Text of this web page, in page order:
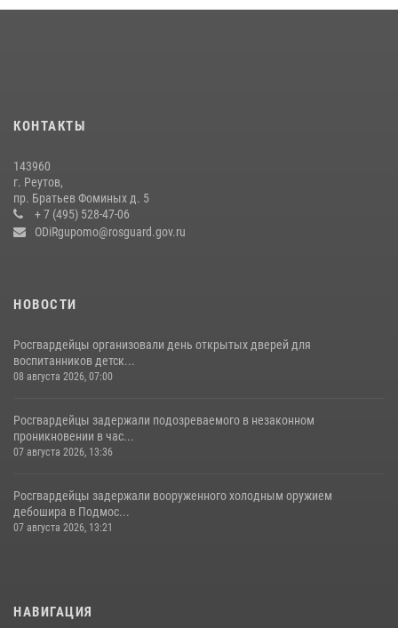
18 июля 2026, 07:03
сотрудников спецподразделений в преодолении полосы
препятствий со стрельбой
14 июля 2026, 15:13
КОНТАКТЫ
143960
г. Реутов,
пр. Братьев Фоминых д. 5
+ 7 (495) 528-47-06
ODiRgupomo@rosguard.gov.ru
НОВОСТИ
Росгвардейцы организовали день открытых дверей для
воспитанников детск...
08 августа 2026, 07:00
Росгвардейцы задержали подозреваемого в незаконном
проникновении в час...
07 августа 2026, 13:36
Росгвардейцы задержали вооруженного холодным оружием
дебошира в Подмос...
07 августа 2026, 13:21
НАВИГАЦИЯ